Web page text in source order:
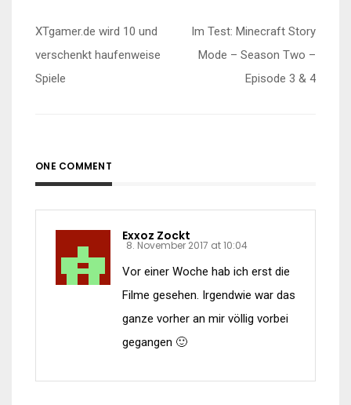
Beitragsnavigation
XTgamer.de wird 10 und
verschenkt haufenweise
Spiele
Im Test: Minecraft Story
Mode – Season Two –
Episode 3 & 4
ONE COMMENT
Exxoz Zockt
8. November 2017 at 10:04
Vor einer Woche hab ich erst die
Filme gesehen. Irgendwie war das
ganze vorher an mir völlig vorbei
gegangen 🙂